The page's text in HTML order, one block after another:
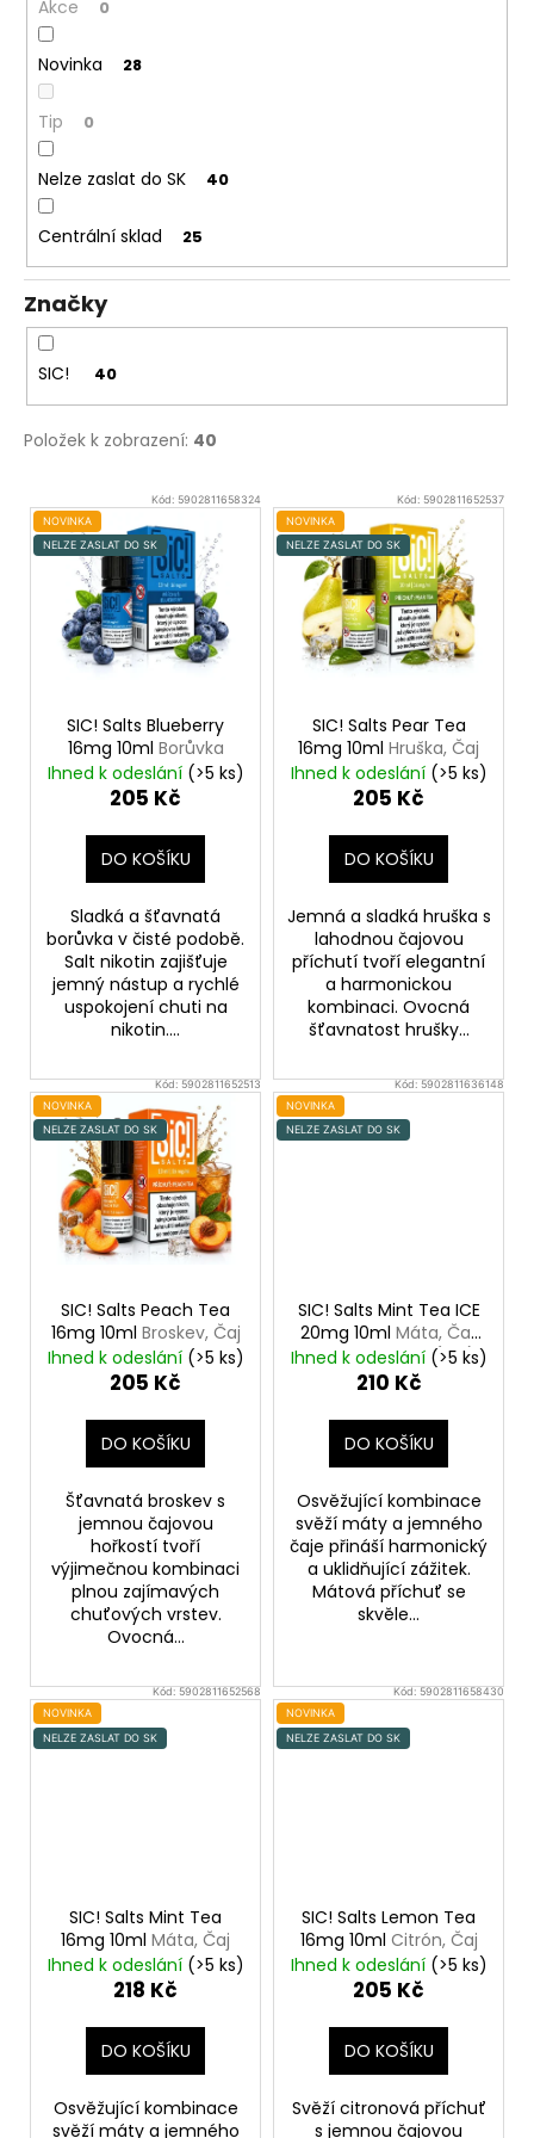
Akce 0
Novinka 28
Tip 0
Nelze zaslat do SK 40
Centrální sklad 25
Značky
SIC! 40
Položek k zobrazení: 40
V
ý
p
Kód: 5902811658324
NOVINKA
NELZE ZASLAT DO SK
SIC! Salts Blueberry
16mg 10ml Borůvka
Ihned k odeslání (>5 ks)
205 Kč
DO KOŠÍKU
Sladká a šťavnatá
borůvka v čisté podobě.
Salt nikotin zajišťuje
jemný nástup a rychlé
uspokojení chuti na
nikotin....
Kód: 5902811652537
NOVINKA
NELZE ZASLAT DO SK
SIC! Salts Pear Tea
16mg 10ml Hruška, Čaj
Ihned k odeslání (>5 ks)
205 Kč
DO KOŠÍKU
Jemná a sladká hruška s
lahodnou čajovou
příchutí tvoří elegantní
a harmonickou
kombinaci. Ovocná
šťavnatost hrušky...
Kód:5902811652513
NOVINKA
NELZE ZASLAT DO SK
SIC! Salts Peach Tea
16mg 10ml Broskev, Čaj
Ihned k odeslání (>5 ks)
205 Kč
DO KOŠÍKU
Šťavnatá broskev s
jemnou čajovou
hořkostí tvoří
výjimečnou kombinaci
plnou zajímavých
chuťových vrstev.
Ovocná...
Kód:5902811636148
NOVINKA
NELZE ZASLAT DO SK
SIC! Salts Mint Tea ICE
20mg 10ml Máta, Čaj,
Chladivá složka (ICE)
Ihned k odeslání (>5 ks)
210 Kč
DO KOŠÍKU
Osvěžující kombinace
svěží máty a jemného
čaje přináší harmonický
a uklidňující zážitek.
Mátová příchuť se
skvěle...
Kód:5902811652568
NOVINKA
NELZE ZASLAT DO SK
SIC! Salts Mint Tea
16mg 10ml Máta, Čaj
Ihned k odeslání (>5 ks)
218 Kč
DO KOŠÍKU
Osvěžující kombinace
svěží máty a jemného
Kód:5902811658430
NOVINKA
NELZE ZASLAT DO SK
SIC! Salts Lemon Tea
16mg 10ml Citrón, Čaj
Ihned k odeslání (>5 ks)
205 Kč
DO KOŠÍKU
Svěží citronová příchuť
s jemnou čajovou